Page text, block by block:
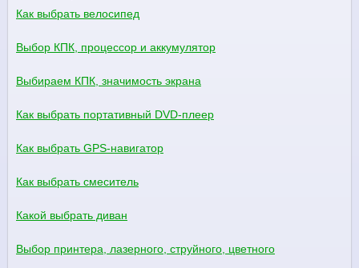
Как выбрать велосипед
Выбор КПК, процессор и аккумулятор
Выбираем КПК, значимость экрана
Как выбрать портативный DVD-плеер
Как выбрать GPS-навигатор
Как выбрать смеситель
Какой выбрать диван
Выбор принтера, лазерного, струйного, цветного